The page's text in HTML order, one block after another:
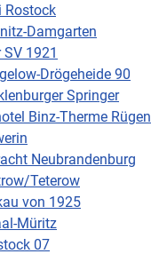
Rostock
Damgarten
1921
Drögeheide 90
Springer
Binz-Therme Rügen
Neubrandenburg
Teterow
von 1925
Müritz
07